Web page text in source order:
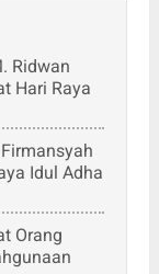
Ridwan
Hari Raya
Idul Adha
Orang